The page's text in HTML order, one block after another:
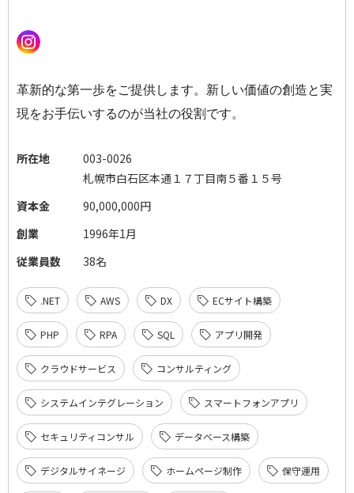
革新的な第一歩をご提供します。新しい価値の創造と実
現をお手伝いするのが当社の役割です。
所在地
003-0026
札幌市白石区本通１７丁目南５番１５号
資本金
90,000,000円
創業
1996年1月
従業員数
38名
.NET AWS DX ECサイト構築
PHP RPA SQL アプリ開発
クラウドサービス コンサルティング
システムインテグレーション スマートフォンアプリ
セキュリティコンサル データベース構築
デジタルサイネージ ホームページ制作 保守運用